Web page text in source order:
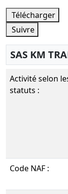
Télécharger
Suivre
SAS KM
Activité selon
statuts :
Code NAF :